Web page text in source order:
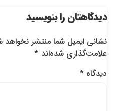
دیدگاهتان را بنویسید
نشانی ایمیل شما منتشر نخواهد شد.
علامت‌گذاری شده‌اند*
دیدگاه*